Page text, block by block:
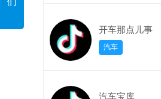
开车那点儿事
汽车
汽车宝库